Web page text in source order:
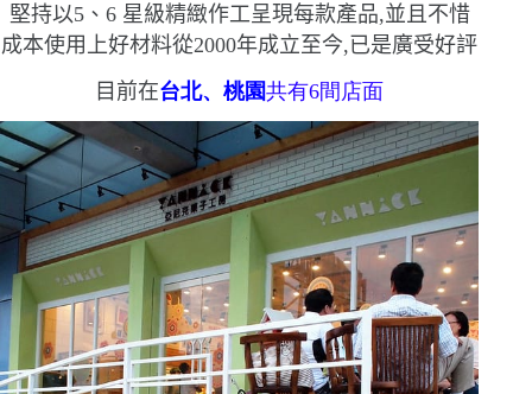
堅持以5、 6 星級精緻作工呈現每款產品,並且不惜
成本使用上好材料從2000年成立至今,已是廣受好評
目前在台北、桃園共有6間店面